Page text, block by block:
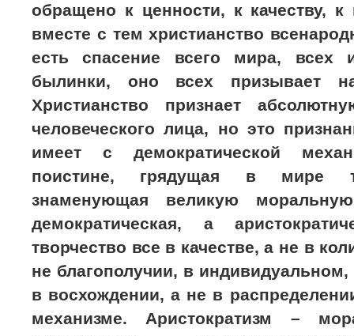
обращено к ценности, к качеству,
вместе с тем христианство
есть спасение всего мира, всех
былинки, оно всех призывает
Христианство признает
человеческого лица, но это
имеет с демократической
поистине, грядущая в мире
знаменующая великую
демократическая, а
творчество все в качестве, а не в
не благополучии, в
в восхождении, а не в
механизме. Аристократизм –